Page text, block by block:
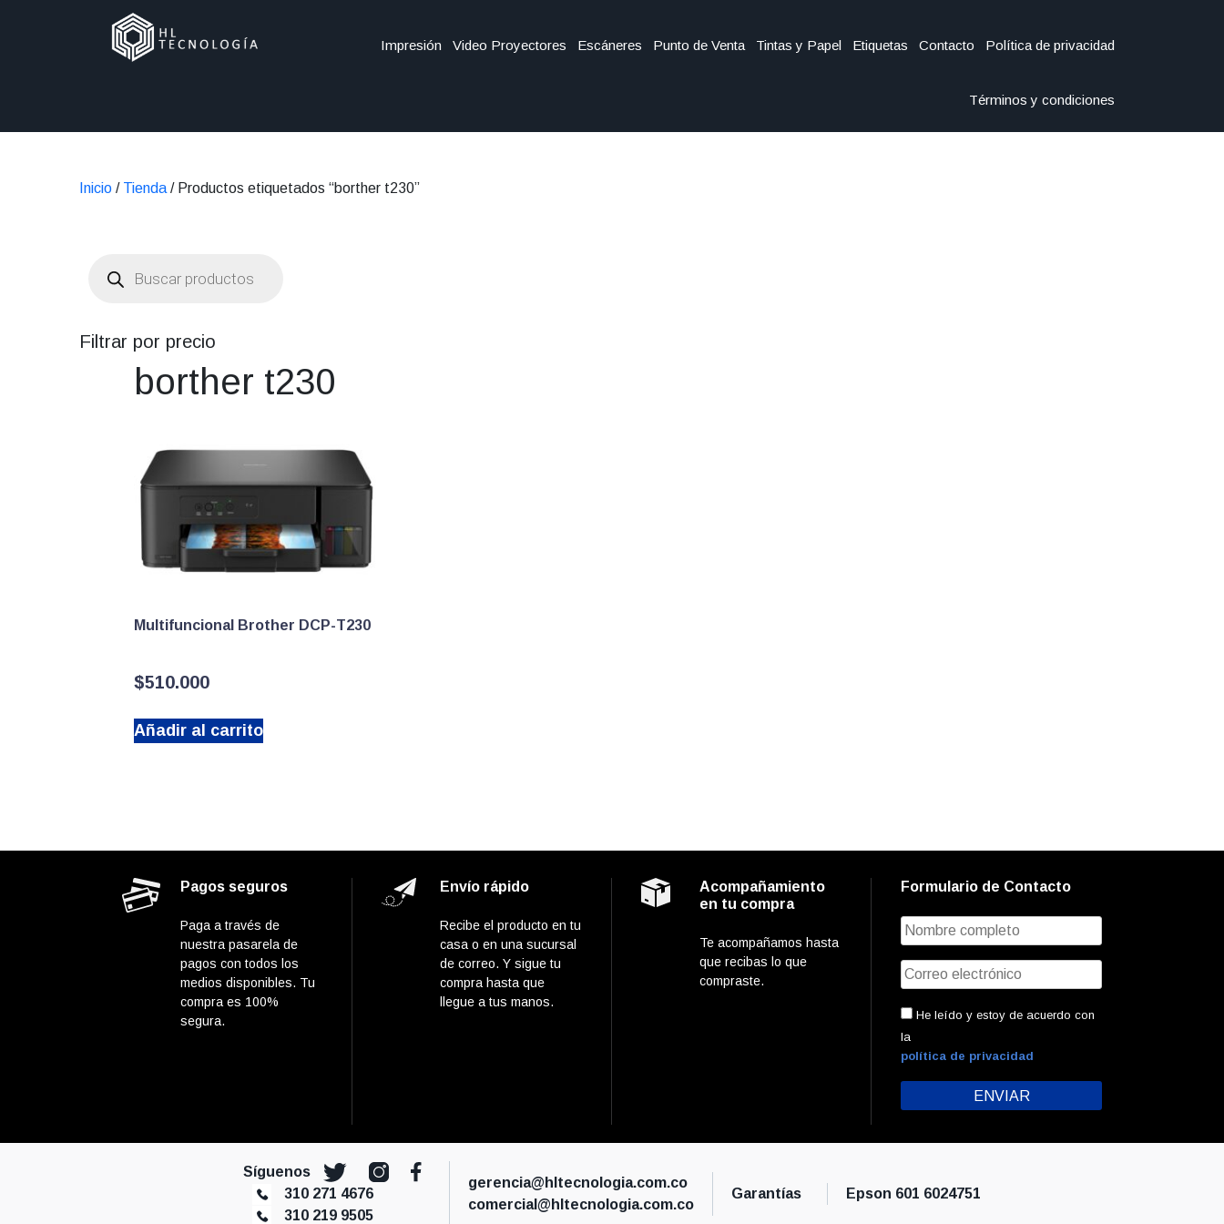
Impresión Video Proyectores Escáneres Punto de Venta Tintas y Papel Etiquetas Contacto Política de privacidad
Términos y condiciones
Inicio / Tienda / Productos etiquetados “borther t230”
productos
Filtrar por precio
borther t230
Multifuncional Brother DCP-T230
$510.000
Añadir al carrito
Pagos seguros
Paga a través de
nuestra pasarela de
pagos con todos los
medios disponibles. Tu
compra es 100%
segura.
Envío rápido
Recibe el producto en tu
casa o en una sucursal
de correo. Y sigue tu
compra hasta que
llegue a tus manos.
Acompañamiento
en tu compra
Te acompañamos hasta
que recibas lo que
compraste.
Formulario de Contacto
He leído y estoy de acuerdo con
la
política de privacidad
Síguenos
310 271 4676
310 219 9505
gerencia@hltecnologia.com.co
comercial@hltecnologia.com.co
Garantías Epson 601 6024751